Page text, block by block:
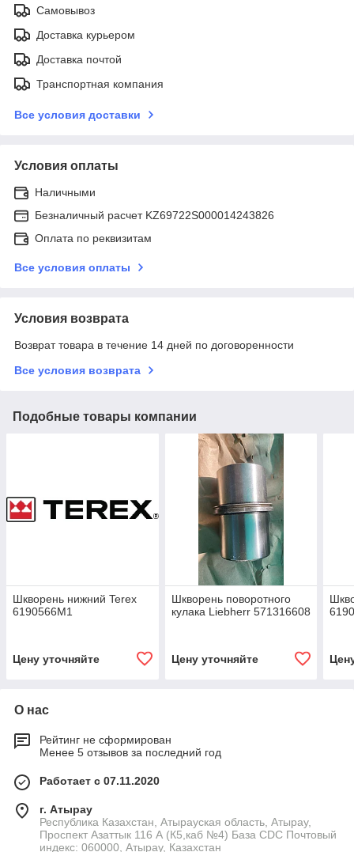
Самовывоз
Доставка курьером
Доставка почтой
Транспортная компания
Все условия доставки
Условия оплаты
Наличными
Безналичный расчет KZ69722S000014243826
Оплата по реквизитам
Все условия оплаты
Условия возврата
Возврат товара в течение 14 дней по договоренности
Все условия возврата
Подобные товары компании
Шкворень нижний Terex
6190566M1
Цену уточняйте
Шкворень поворотного
кулака Liebherr 571316608
Цену уточняйте
О нас
Рейтинг не сформирован
Менее 5 отзывов за последний год
Работает с 07.11.2020
г. Атырау
Республика Казахстан, Атырауская область, Атырау,
Проспект Азаттык 116 А (К5,каб №4) База CDC Почтовый
индекс: 060000, Атырау, Казахстан